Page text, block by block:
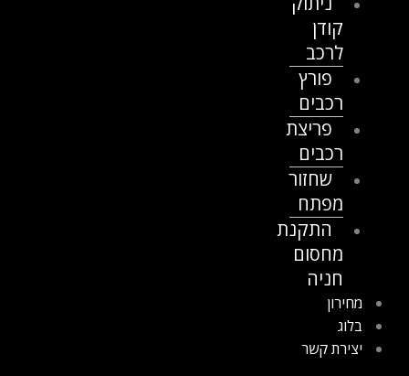
לרכב
פורץ
רכבים
פריצת
רכבים
שחזור
מפתח
התקנת
מחסום
חניה
מחירון
בלוג
יצירת קשר